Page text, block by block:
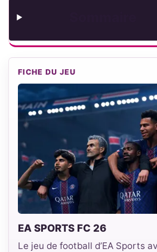
FICHE DU JEU
EA SPORTS FC 26
Le jeu de football d’EA Sports